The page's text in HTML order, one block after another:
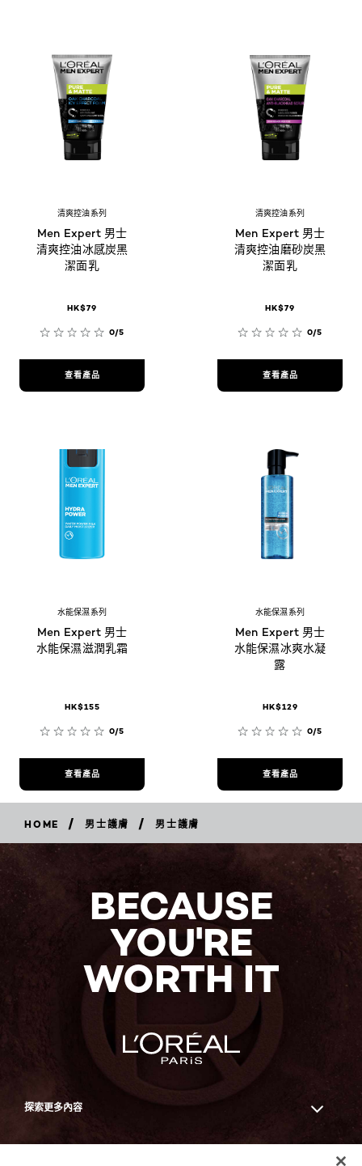
清爽控油系列
Men Expert 男士
清爽控油冰感炭黑
潔面乳
HK$79
0/5
查看產品
清爽控油系列
Men Expert 男士
清爽控油磨砂炭黑
潔面乳
HK$79
0/5
查看產品
水能保濕系列
Men Expert 男士
水能保濕滋潤乳霜
HK$155
0/5
查看產品
水能保濕系列
Men Expert 男士
水能保濕冰爽水凝
露
HK$129
0/5
查看產品
HOME / 男士護膚 / 男士護膚
BECAUSE
YOU'RE
WORTH IT
探索更多內容